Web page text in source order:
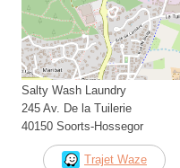
Salty Wash Laundry
245 Av. De la Tuilerie
40150 Soorts-Hossegor
Trajet Waze